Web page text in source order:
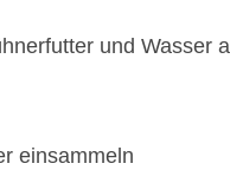
und Wasser
einsammeln